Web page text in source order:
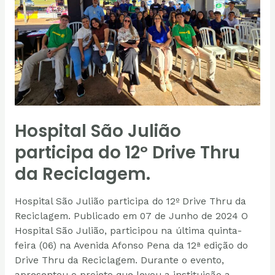
Hospital São Julião
participa do 12º Drive Thru
da Reciclagem.
Hospital São Julião participa do 12º Drive Thru da
Reciclagem. Publicado em 07 de Junho de 2024 O
Hospital São Julião, participou na última quinta-
feira (06) na Avenida Afonso Pena da 12ª edição do
Drive Thru da Reciclagem. Durante o evento,
Drive
Thru
da
Reciclagem.